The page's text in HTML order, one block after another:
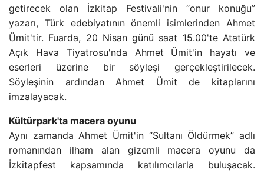
getirecek olan İzkitap Festivali'nin “onur konuğu”
yazarı, Türk edebiyatının önemli isimlerinden Ahmet
Ümit'tir. Fuarda, 20 Nisan günü saat 15.00'te Atatürk
Açık Hava Tiyatrosu'nda Ahmet Ümit'in hayatı ve
eserleri üzerine bir söyleşi gerçekleştirilecek.
Söyleşinin ardından Ahmet Ümit de kitaplarını
imzalayacak.
Kültürpark'ta macera oyunu
Aynı zamanda Ahmet Ümit'in “Sultanı Öldürmek” adlı
romanından ilham alan gizemli macera oyunu da
İzkitapfest kapsamında katılımcılarla buluşacak.